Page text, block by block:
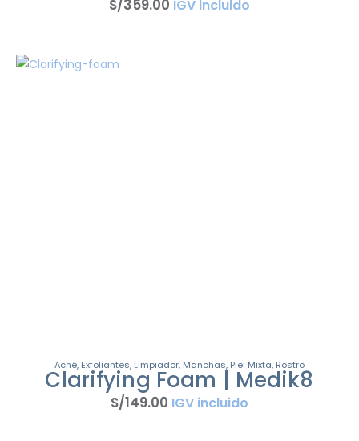
S/359.00 IGV incluido
Acné, Exfoliantes, Limpiador, Manchas, Piel Mixta, Rostro
Clarifying Foam | Medik8
S/149.00 IGV incluido